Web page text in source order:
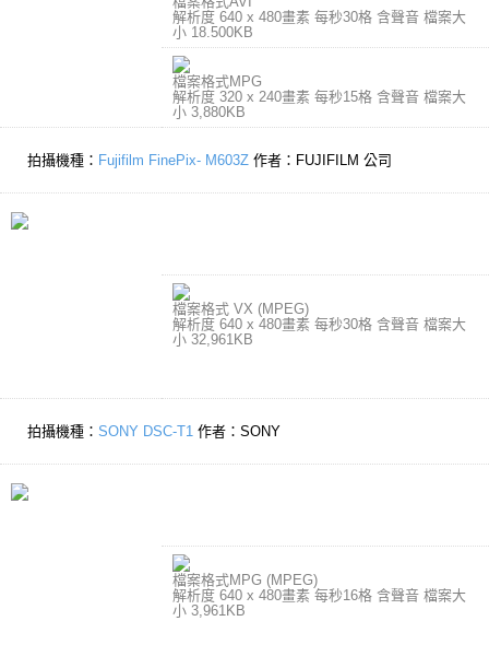
解析度 640 x 480畫素 每秒30格 含聲音 檔案大
小 18.500KB
檔案格式MPG
解析度 320 x 240畫素 每秒15格 含聲音 檔案大
小 3,880KB
拍攝機種： Fujifilm FinePix- M603Z 作者：FUJIFILM 公司
檔案格式 VX (MPEG)
解析度 640 x 480畫素 每秒30格 含聲音 檔案大
小 32,961KB
拍攝機種： SONY DSC-T1 作者：SONY
檔案格式MPG (MPEG)
解析度 640 x 480畫素 每秒16格 含聲音 檔案大
小 3,961KB